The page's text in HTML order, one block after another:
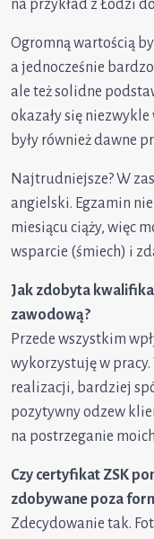
na przykład z Łodzi
Ogromną wartością
a jednocześnie
ale też solidne
okazały się
były również dawne
Najtrudniejsze? W
angielski. Egzamin
miesiącu ciąży, więc
wsparcie (śmiech) i
Jak zdobyta
zawodową?
Przede wszystkim
wykorzystuję w
realizacji, bardziej
pozytywny odzew
na postrzeganie
Czy certyfikat ZSK
zdobywane poza
Zdecydowanie tak.